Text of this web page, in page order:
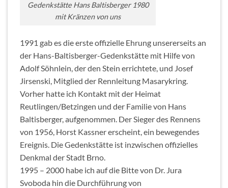
Gedenkstätte Hans Baltisberger 1980
mit Kränzen von uns
1991 gab es die erste offizielle Ehrung unsererseits an
der Hans-Baltisberger-Gedenkstätte mit Hilfe von
Adolf Söhnlein, der den Stein errichtete, und Josef
Jirsenski, Mitglied der Rennleitung Masarykring.
Vorher hatte ich Kontakt mit der Heimat
Reutlingen/Betzingen und der Familie von Hans
Baltisberger, aufgenommen. Der Sieger des Rennens
von 1956, Horst Kassner erscheint, ein bewegendes
Ereignis. Die Gedenkstätte ist inzwischen offizielles
Denkmal der Stadt Brno.
1995 – 2000 habe ich auf die Bitte von Dr. Jura
Svoboda hin die Durchführung von